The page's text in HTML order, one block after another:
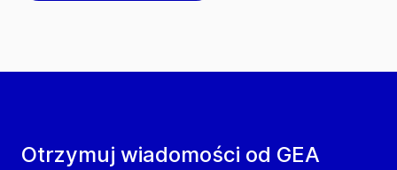
Otrzymuj wiadomości od GEA